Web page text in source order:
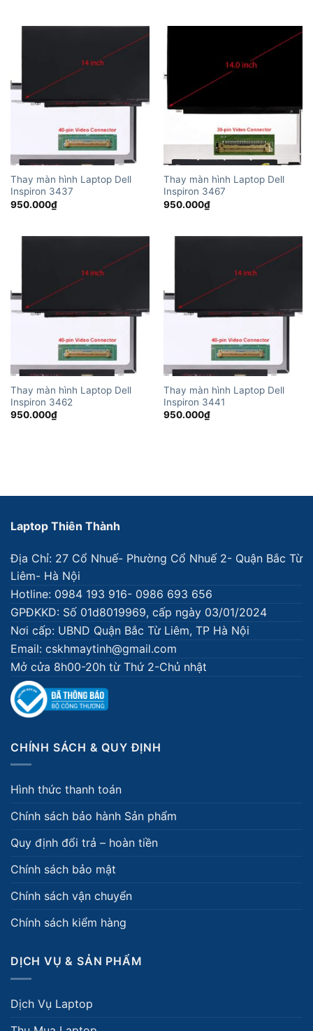
Thay màn hình Laptop Dell
Inspiron 3437
950.000₫
Thay màn hình Laptop Dell
Inspiron 3467
950.000₫
Thay màn hình Laptop Dell
Inspiron 3462
950.000₫
Thay màn hình Laptop Dell
Inspiron 3441
950.000₫
Laptop Thiên Thành
Địa Chỉ: 27 Cổ Nhuế- Phường Cổ Nhuế 2- Quận Bắc Từ
Liêm- Hà Nội
Hotline: 0984 193 916- 0986 693 656
GPĐKKD: Số 01d8019969, cấp ngày 03/01/2024
Nơi cấp: UBND Quận Bắc Từ Liêm, TP Hà Nội
Email: cskhmaytinh@gmail.com
Mở cửa 8h00-20h từ Thứ 2-Chủ nhật
CHÍNH SÁCH & QUY ĐỊNH
Hình thức thanh toán
Chính sách bảo hành Sản phẩm
Quy định đổi trả – hoàn tiền
Chính sách bảo mật
Chính sách vận chuyển
Chính sách kiểm hàng
DỊCH VỤ & SẢN PHẨM
Dịch Vụ Laptop